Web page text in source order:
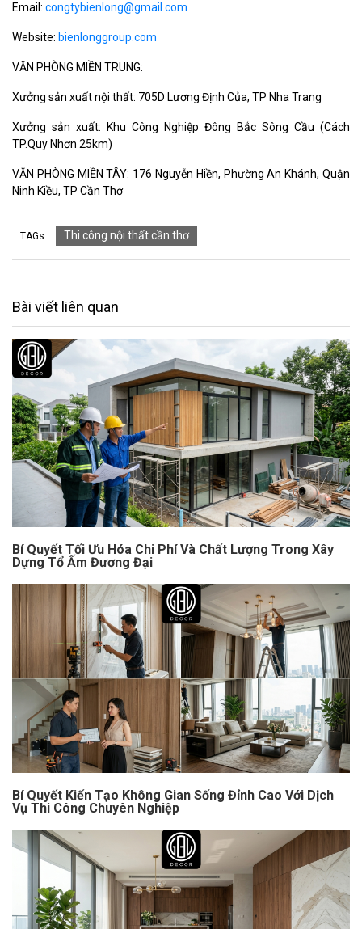
Email: congtybienlong@gmail.com
Website: bienlonggroup.com
VĂN PHÒNG MIỀN TRUNG:
Xưởng sản xuất nội thất: 705D Lương Định Của, TP Nha Trang
Xưởng sản xuất: Khu Công Nghiệp Đông Bắc Sông Cầu (Cách
TP.Quy Nhơn 25km)
VĂN PHÒNG MIỀN TÂY: 176 Nguyễn Hiền, Phường An Khánh, Quận
Ninh Kiều, TP Cần Thơ
TAGs Thi công nội thất cần thơ
Bài viết liên quan
Bí Quyết Tối Ưu Hóa Chi Phí Và Chất Lượng Trong Xây
Dựng Tổ Ấm Đương Đại
Bí Quyết Kiến Tạo Không Gian Sống Đỉnh Cao Với Dịch
Vụ Thi Công Chuyên Nghiệp